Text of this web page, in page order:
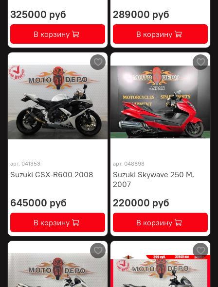
325000 руб
В корзину
289000 руб
В корзину
арт. 041353
Suzuki GSX-R600 2008
645000 руб
В корзину
арт. 048698
Suzuki Skywave 250 M,
2007
220000 руб
В корзину